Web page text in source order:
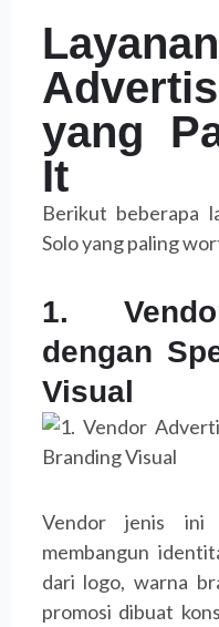
yang
It
Berikut beberapa
Solo yang paling
1.
dengan
Visual
Vendor jenis ini
membangun
dari logo, warna
promosi dibuat